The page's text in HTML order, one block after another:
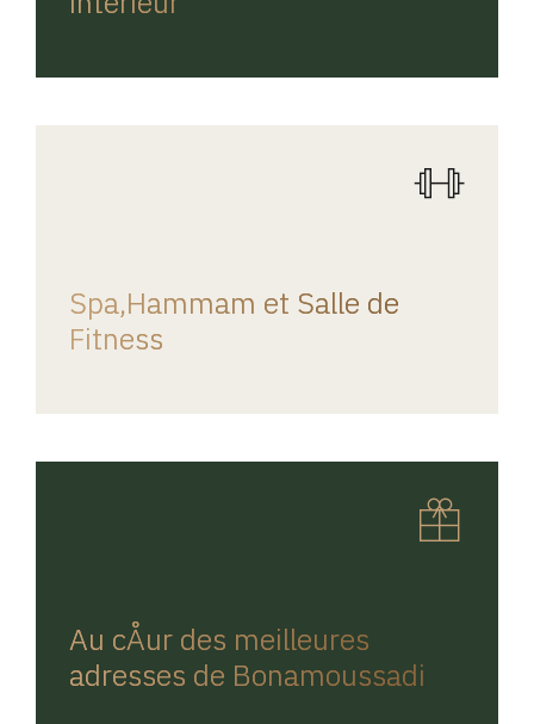
Spa,Hammam et Salle de
Fitness
Au cÅur des meilleures
adresses de Bonamoussadi